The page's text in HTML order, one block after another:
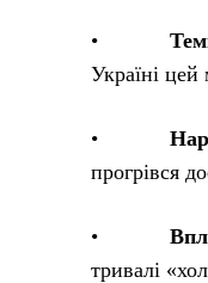
•
Україні цей
•
прогрівся
•
тривалі